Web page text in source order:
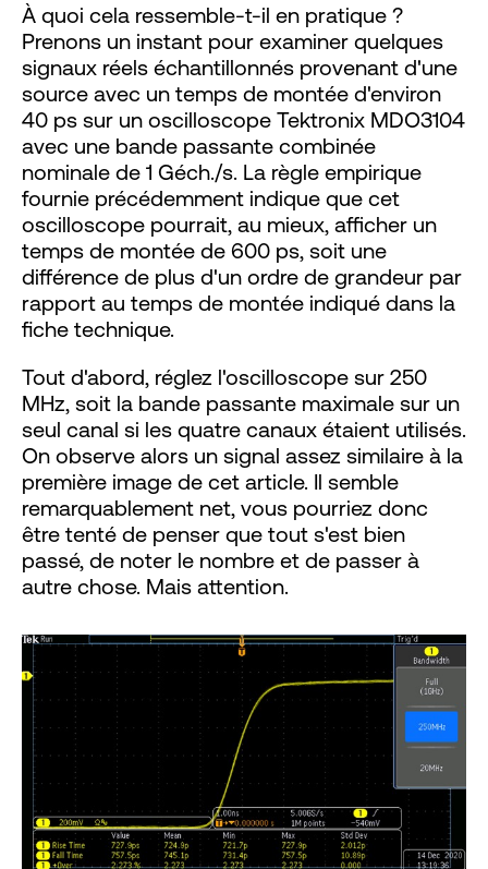
À quoi cela ressemble-t-il en pratique ?
Prenons un instant pour examiner quelques
signaux réels échantillonnés provenant d'une
source avec un temps de montée d'environ
40 ps sur un oscilloscope Tektronix MDO3104
avec une bande passante combinée
nominale de 1 Géch./s. La règle empirique
fournie précédemment indique que cet
oscilloscope pourrait, au mieux, afficher un
temps de montée de 600 ps, soit une
différence de plus d'un ordre de grandeur par
rapport au temps de montée indiqué dans la
fiche technique.
Tout d'abord, réglez l'oscilloscope sur 250
MHz, soit la bande passante maximale sur un
seul canal si les quatre canaux étaient utilisés.
On observe alors un signal assez similaire à la
première image de cet article. Il semble
remarquablement net, vous pourriez donc
être tenté de penser que tout s'est bien
passé, de noter le nombre et de passer à
autre chose. Mais attention.